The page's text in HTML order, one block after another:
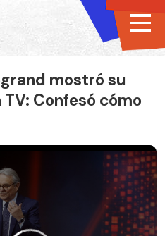
mostró su
Confesó cómo